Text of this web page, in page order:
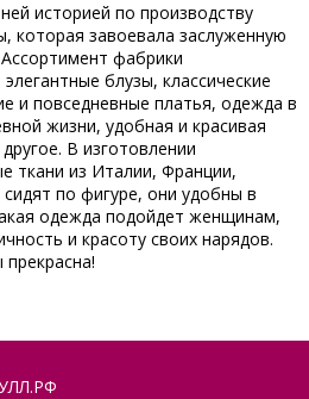
историей по производству
которая завоевала заслуженную
фабрики
блузы, классические
и повседневные платья, одежда в
жизни, удобная и красивая
В изготовлении
ткани из Италии, Франции,
по фигуре, они удобны в
одежда подойдет женщинам,
и красоту своих нарядов.